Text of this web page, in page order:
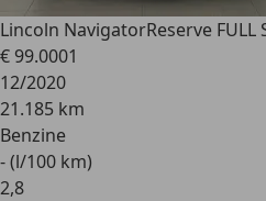
Lincoln NavigatorReserve FULL
€ 99.0001
12/2020
21.185 km
Benzine
- (l/100 km)
2,8